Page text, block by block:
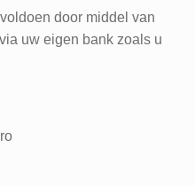
door middel van
uw eigen bank zoals u